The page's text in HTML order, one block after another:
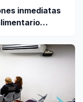
inmediatas